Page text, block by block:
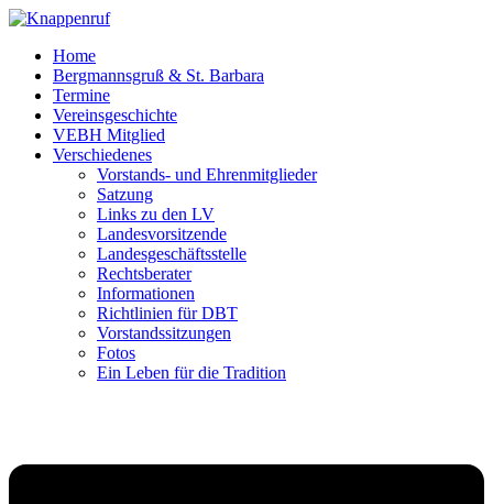
Home
Bergmannsgruß & St. Barbara
Termine
Vereinsgeschichte
VEBH Mitglied
Verschiedenes
Vorstands- und Ehrenmitglieder
Satzung
Links zu den LV
Landesvorsitzende
Landesgeschäftsstelle
Rechtsberater
Informationen
Richtlinien für DBT
Vorstandssitzungen
Fotos
Ein Leben für die Tradition